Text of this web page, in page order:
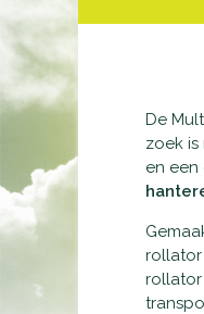
De
zoek
en
rollator
rollator